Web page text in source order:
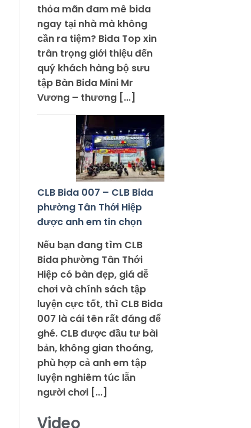
thỏa mãn đam mê bida
ngay tại nhà mà không
cần ra tiệm? Bida Top xin
trân trọng giới thiệu đến
quý khách hàng bộ sưu
tập Bàn Bida Mini Mr
Vương – thương [...]
CLB Bida 007 – CLB Bida
phường Tân Thới Hiệp
được anh em tin chọn
Nếu bạn đang tìm CLB
Bida phường Tân Thới
Hiệp có bàn đẹp, giá dễ
chơi và chính sách tập
luyện cực tốt, thì CLB Bida
007 là cái tên rất đáng để
ghé. CLB được đầu tư bài
bản, không gian thoáng,
phù hợp cả anh em tập
luyện nghiêm túc lẫn
người chơi [...]
Video